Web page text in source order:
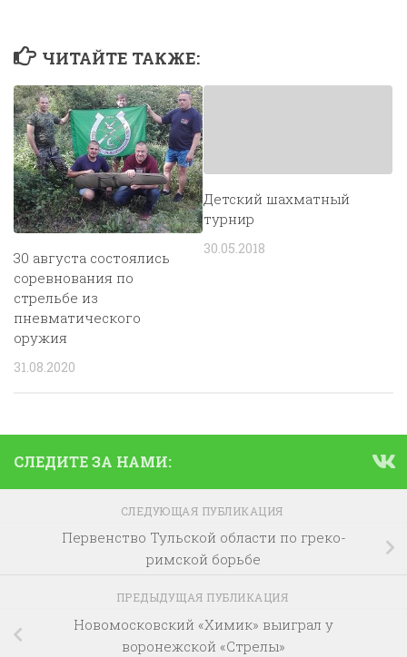
ЧИТАЙТЕ ТАКЖЕ:
30 августа состоялись
соревнования по
стрельбе из
пневматического
оружия
31.08.2020
Детский шахматный
турнир
30.05.2018
СЛЕДИТЕ ЗА НАМИ:
СЛЕДУЮЩАЯ ПУБЛИКАЦИЯ
Первенство Тульской области по греко-
римской борьбе
ПРЕДЫДУЩАЯ ПУБЛИКАЦИЯ
Новомосковский «Химик» выиграл у
воронежской «Стрелы»